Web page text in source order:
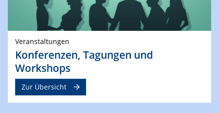
Veranstaltungen
Konferenzen, Tagungen und
Workshops
Zur Übersicht